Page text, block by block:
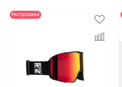
Распродажа